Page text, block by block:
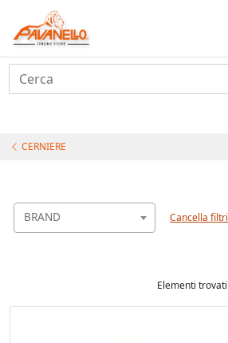
Cerca
CERNIERE
BRAND Cancella filtri
Elementi trovati